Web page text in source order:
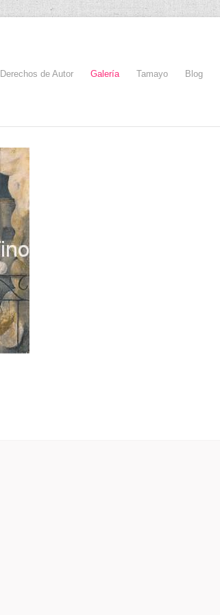
Derechos de Autor Galería Tamayo Blog